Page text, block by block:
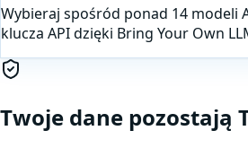
Wybieraj spośród ponad 14 modeli
klucza API dzięki Bring Your Own
Twoje dane pozostają